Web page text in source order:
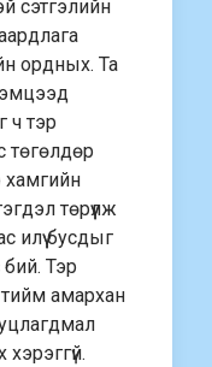
сэтгэлийн
ордных. Та
ч тэр
төгөлдөр
хамгийн
төрүүлж
илүү бусдыг
Тэр
тийм амархан